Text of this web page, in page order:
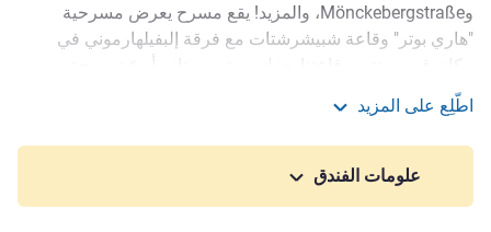
الوصف
وMönckebergstraße، والمزيد! يقع مسرح يعرض مسرحية
"هاري بوتر" وقاعة شبيشرشتات مع فرقة إلبفيلهارموني في
لضمان أحلام سعيدة! موقف سيارات متوفر. يقدم متجرنا الصغير
مجموعة متنوعة من المشروبات والوجبات الخفيفة. استمتع
ببوفيه الإفطار لدينا مع تشكيلة واسعة من الأصناف والقهوة
المميزة.
اطّلِع على المزيد
علومات الفندق